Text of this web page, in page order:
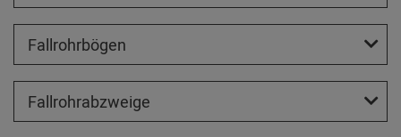
Fallrohrbögen
Fallrohrabzweige